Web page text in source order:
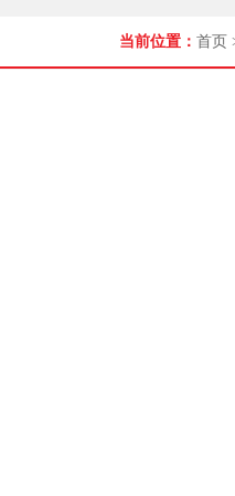
当前位置： 首页